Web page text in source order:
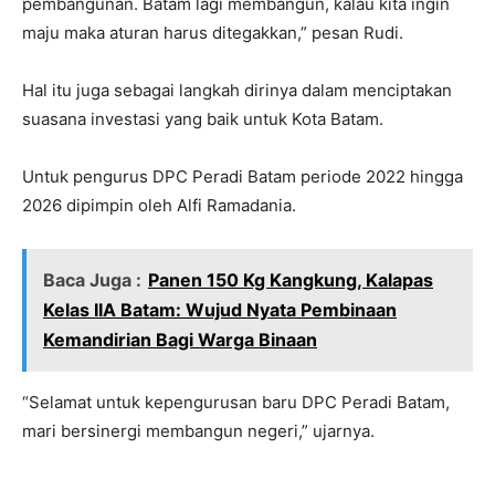
maju maka aturan harus ditegakkan,” pesan Rudi.
Hal itu juga sebagai langkah dirinya dalam menciptakan
suasana investasi yang baik untuk Kota Batam.
Untuk pengurus DPC Peradi Batam periode 2022 hingga
2026 dipimpin oleh Alfi Ramadania.
Baca Juga : Panen 150 Kg Kangkung, Kalapas
Kelas IIA Batam: Wujud Nyata Pembinaan
Kemandirian Bagi Warga Binaan
“Selamat untuk kepengurusan baru DPC Peradi Batam,
mari bersinergi membangun negeri,” ujarnya.